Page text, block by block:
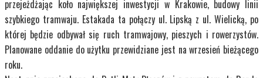
przejeżdżając koło największej inwestycji w Krakowie, budowy linii
szybkiego tramwaju. Estakada ta połączy ul. Lipską z ul. Wielicką, po
której będzie odbywał się ruch tramwajowy, pieszych i rowerzystów.
Planowane oddanie do użytku przewidziane jest na wrzesień bieżącego
roku.